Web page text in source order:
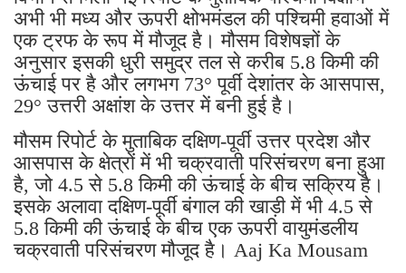
अभी भी मध्य और ऊपरी क्षोभमंडल की पश्चिमी हवाओं में
एक ट्रफ के रूप में मौजूद है। मौसम विशेषज्ञों के
अनुसार इसकी धुरी समुद्र तल से करीब 5.8 किमी की
ऊंचाई पर है और लगभग 73° पूर्वी देशांतर के आसपास,
29° उत्तरी अक्षांश के उत्तर में बनी हुई है।
मौसम रिपोर्ट के मुताबिक दक्षिण-पूर्वी उत्तर प्रदेश और
आसपास के क्षेत्रों में भी चक्रवाती परिसंचरण बना हुआ
है, जो 4.5 से 5.8 किमी की ऊंचाई के बीच सक्रिय है।
इसके अलावा दक्षिण-पूर्वी बंगाल की खाड़ी में भी 4.5 से
5.8 किमी की ऊंचाई के बीच एक ऊपरी वायुमंडलीय
चक्रवाती परिसंचरण मौजूद है। Aaj Ka Mousam